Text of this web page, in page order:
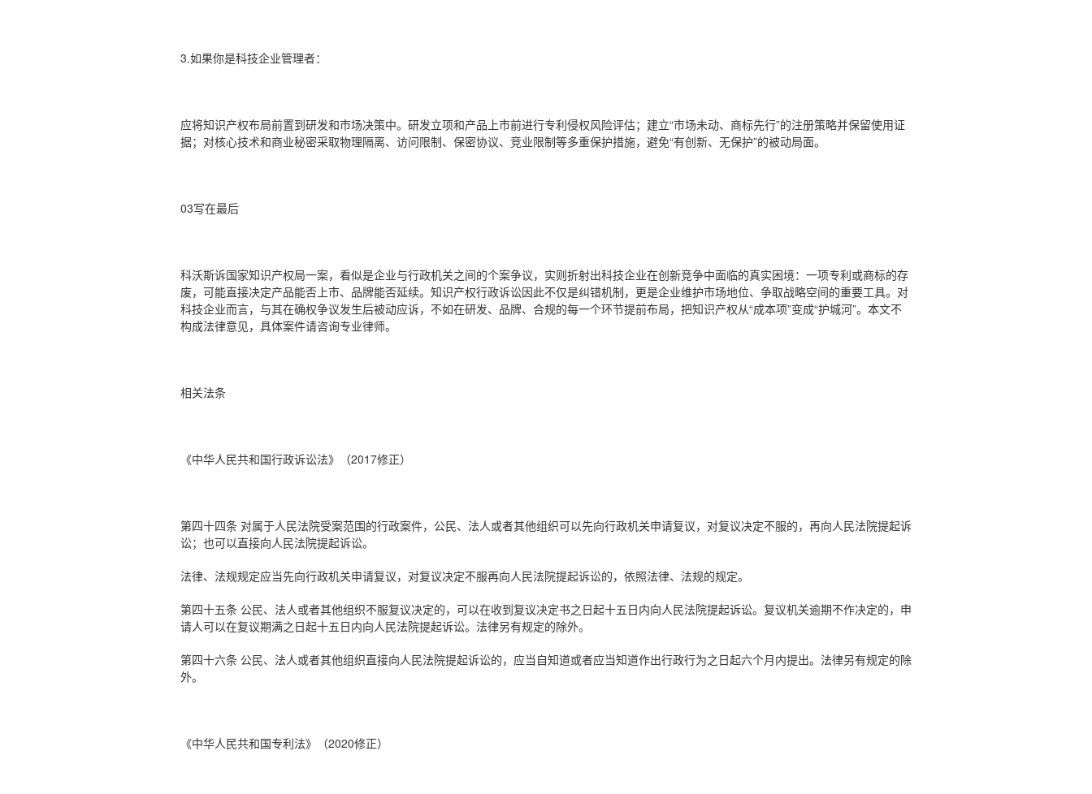
3.如果你是科技企业管理者：
应将知识产权布局前置到研发和市场决策中。研发立项和产品上市前进行专利侵权风险评估；建立“市场未动、商标先行”的注册策略并保留使用证
据；对核心技术和商业秘密采取物理隔离、访问限制、保密协议、竞业限制等多重保护措施，避免“有创新、无保护”的被动局面。
03写在最后
科沃斯诉国家知识产权局一案，看似是企业与行政机关之间的个案争议，实则折射出科技企业在创新竞争中面临的真实困境：一项专利或商标的存
废，可能直接决定产品能否上市、品牌能否延续。知识产权行政诉讼因此不仅是纠错机制，更是企业维护市场地位、争取战略空间的重要工具。对
科技企业而言，与其在确权争议发生后被动应诉，不如在研发、品牌、合规的每一个环节提前布局，把知识产权从“成本项”变成“护城河”。本文不
构成法律意见，具体案件请咨询专业律师。
相关法条
《中华人民共和国行政诉讼法》（2017修正）
第四十四条 对属于人民法院受案范围的行政案件，公民、法人或者其他组织可以先向行政机关申请复议，对复议决定不服的，再向人民法院提起诉
讼；也可以直接向人民法院提起诉讼。
法律、法规规定应当先向行政机关申请复议，对复议决定不服再向人民法院提起诉讼的，依照法律、法规的规定。
第四十五条 公民、法人或者其他组织不服复议决定的，可以在收到复议决定书之日起十五日内向人民法院提起诉讼。复议机关逾期不作决定的，申
请人可以在复议期满之日起十五日内向人民法院提起诉讼。法律另有规定的除外。
第四十六条 公民、法人或者其他组织直接向人民法院提起诉讼的，应当自知道或者应当知道作出行政行为之日起六个月内提出。法律另有规定的除
外。
《中华人民共和国专利法》（2020修正）